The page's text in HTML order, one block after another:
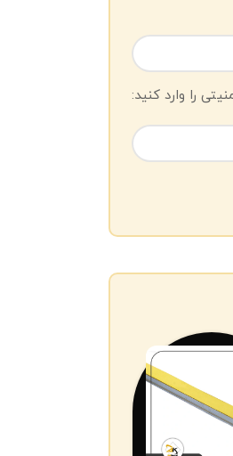
را وارد کنید: